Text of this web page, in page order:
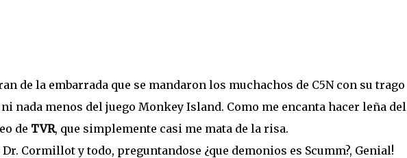
de la embarrada que se mandaron los muchachos de C5N con su trago
nada menos del juego Monkey Island. Como me encanta hacer leña del
de TVR, que simplemente casi me mata de la risa.
Cormillot y todo, preguntandose ¿que demonios es Scumm?, Genial!